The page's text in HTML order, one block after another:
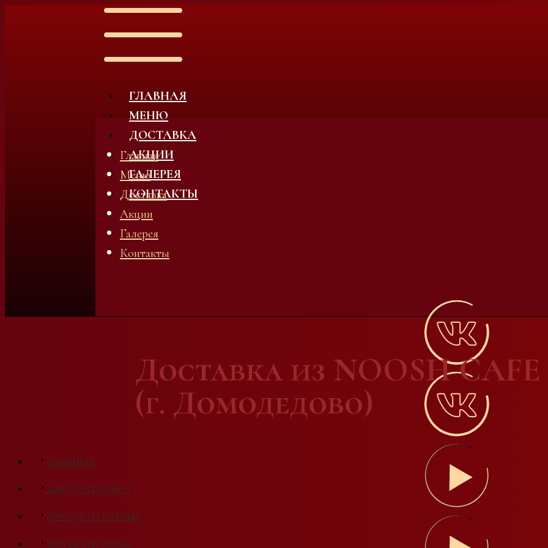
ГЛАВНАЯ
МЕНЮ
ДОСТАВКА
АКЦИИ
ГАЛЕРЕЯ
КОНТАКТЫ
Главная
Меню
Доставка
Акции
Галерея
Контакты
Доставка из NOOSH CAFE
(г. Домодедово)
ГАРНИРЫ
БЛЮДА ИЗ МЯСА
БЛЮДА ИЗ ПТИЦЫ
БЛЮДА ИЗ РЫБЫ